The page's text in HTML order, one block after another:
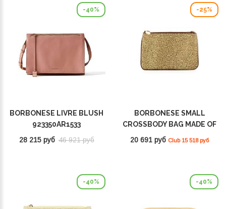
-40%
BORBONESE LIVRE BLUSH
923350AR1533
28 215 руб 46 921 руб
-25%
BORBONESE SMALL
CROSSBODY BAG MADE OF
RECYCLED NYLON
BEIGE/MARRONE
20 691 руб Club 15 518 руб
-40% -40%